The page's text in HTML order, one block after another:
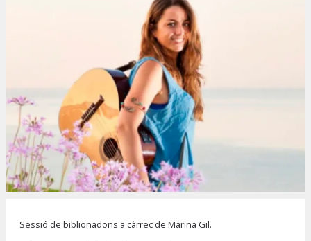
Sessió de biblionadons a càrrec de Marina Gil.